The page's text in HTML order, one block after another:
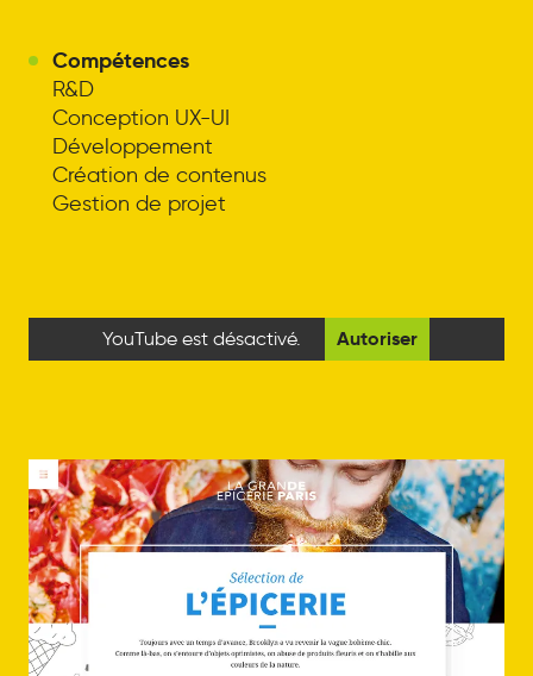
Compétences
R&D
Conception UX-UI
Développement
Création de contenus
Gestion de projet
YouTube est désactivé. Autoriser